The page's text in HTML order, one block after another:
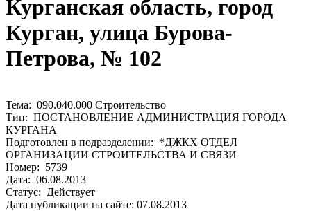
Курганская область, город
Курган, улица Бурова-
Петрова, № 102
Тема: 090.040.000 Строительство
Тип: ПОСТАНОВЛЕНИЕ АДМИНИСТРАЦИЯ ГОРОДА
КУРГАНА
Подготовлен в подразделении: *ДЖКХ ОТДЕЛ
ОРГАНИЗАЦИИ СТРОИТЕЛЬСТВА И СВЯЗИ
Номер: 5739
Дата: 06.08.2013
Статус: Действует
Дата публикации на сайте: 07.08.2013